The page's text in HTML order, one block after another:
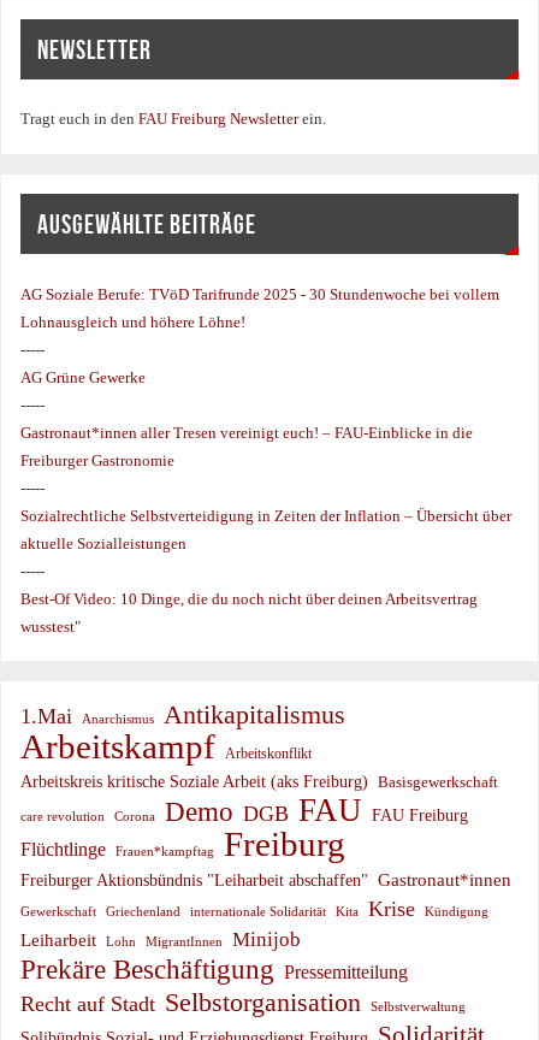
NEWSLETTER
Tragt euch in denFAU Freiburg Newsletterein.
AUSGEWÄHLTE BEITRÄGE
AG Soziale Berufe:TVöD Tarifrunde 2025 - 30 Stundenwoche bei vollem
Lohnausgleich und höhere Löhne!
-----
AG Grüne Gewerke
-----
Gastronaut*innen aller Tresen vereinigt euch! – FAU-Einblicke in die
Freiburger Gastronomie
-----
Sozialrechtliche Selbstverteidigung in Zeiten der Inflation – Übersicht über
aktuelle Sozialleistungen
-----
Best-Of Video: 10 Dinge, die du noch nicht über deinen Arbeitsvertrag
wusstest"
1.Mai Anarchismus Antikapitalismus
Arbeitskampf Arbeitskonflikt
Arbeitskreis kritische Soziale Arbeit (aks Freiburg) Basisgewerkschaft
care revolution Corona Demo DGB FAU FAU Freiburg
Flüchtlinge Frauen*kampftag Freiburg
Freiburger Aktionsbündnis "Leiharbeit abschaffen" Gastronaut*innen
Gewerkschaft Griechenland internationale Solidarität Kita Krise Kündigung
Leiharbeit Lohn MigrantInnen Minijob
Prekäre Beschäftigung Pressemitteilung
Recht auf Stadt Selbstorganisation Selbstverwaltung